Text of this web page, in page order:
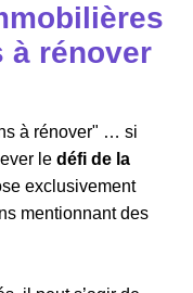
à rénover
à rénover" … si
le défi de la
exclusivement
mentionnant des